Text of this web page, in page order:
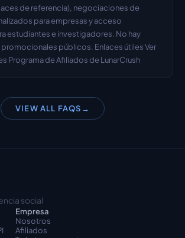
de referencia), negociaciones de
para empresas y acceso
estudiantes e investigadores. No hay
públicos. Enlaces útiles Ver
Programa de Afiliados de LunarCrush
VIEW ALL FAQS →
social
Empresa
Nosotros
Afiliados